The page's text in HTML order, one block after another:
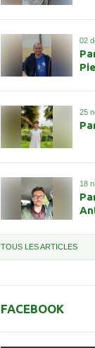
02
25
18
TOUS LES ARTICLES
FACEBOOK